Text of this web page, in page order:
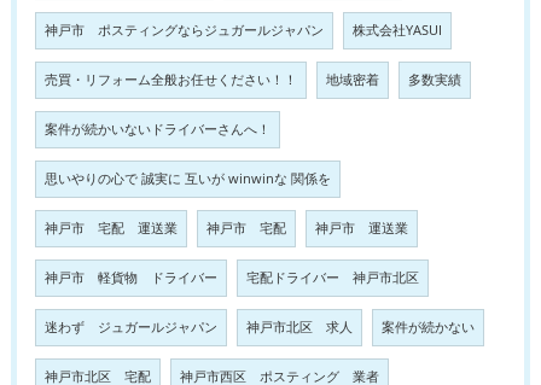
神戸市 ポスティングならジュガールジャパン 株式会社YASUI
売買・リフォーム全般お任せください！！ 地域密着 多数実績
案件が続かいないドライバーさんへ！
思いやりの心で 誠実に 互いが winwinな 関係を
神戸市 宅配 運送業 神戸市 宅配 神戸市 運送業
神戸市 軽貨物 ドライバー 宅配ドライバー 神戸市北区
迷わず ジュガールジャパン 神戸市北区 求人 案件が続かない
神戸市北区 宅配 神戸市西区 ポスティング 業者